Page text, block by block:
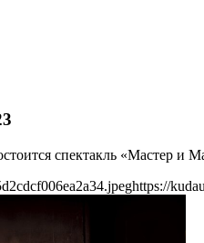
спектакль «Мастер и
https://